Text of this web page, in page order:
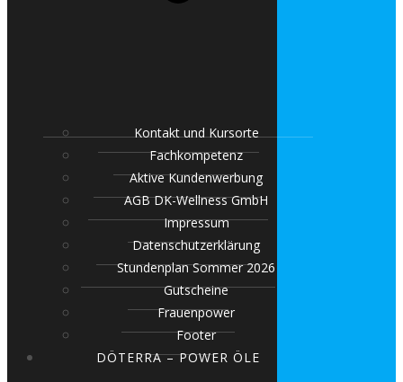
Kontakt und Kursorte
Fachkompetenz
Aktive Kundenwerbung
AGB DK-Wellness GmbH
Impressum
Datenschutzerklärung
Stundenplan Sommer 2026
Gutscheine
Frauenpower
Footer
DÖTERRA – POWER ÖLE